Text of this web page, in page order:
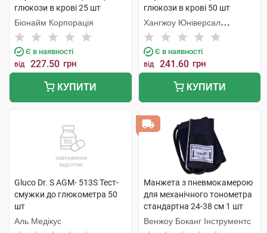
глюкози в крові 25 шт
Біонайм Корпорація
Є в наявності
від 227.50 грн
КУПИТИ
глюкози в крові 50 шт
Хангжоу Юніверсал
Електронік
Є в наявності
від 241.60 грн
КУПИТИ
Gluco Dr. S AGM- 513S Тест-
смужки до глюкометра 50
шт
Аль Медікус
Манжета з пневмокамерою
для механічного тонометра
стандартна 24-38 см 1 шт
Венжоу Боканг Інструментс